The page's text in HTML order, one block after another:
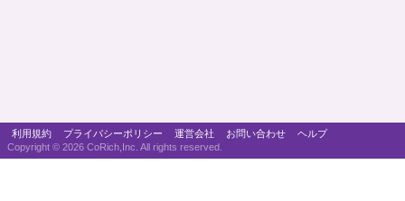
利用規約 プライバシーポリシー 運営会社 お問い合わせ
ヘルプ
Copyright © 2026 CoRich,Inc. All rights reserved.